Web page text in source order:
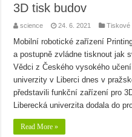
3D tisk budov
science 24. 6. 2021 Tiskové
Mobilní robotické zařízení
a postupně zvládne tisknout jak
Vědci z Českého vysokého
univerzity v Liberci dnes v
představili funkční zařízení pro
Liberecká univerzita dodala do
Read More »